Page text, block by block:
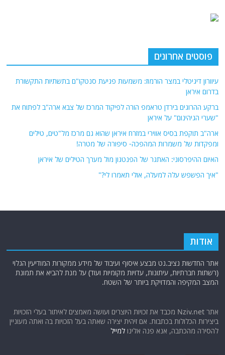
פוסטים אחרונים
עיוורון דיגיטלי במצר הורמוז: משמעות פגיעת סנטקו"ם בתשתיות התקשורת
בדרום איראן
ברקע ההרוגים בירדן טראמפ הורה לפיקוד המרכז של צבא ארה"ב לפתוח את
"שערי הגיהינום" על איראן
ארה"ב תוקפת בסיס אווירי במזרח איראן שהוא גם מרכז מל"טים, טילים
ומפקדות של משמרות המהפכה- סיפורה של מטרה!
האיום ההיפרסוני: האתגר של הפנטגון מול מערך הטילים של איראן
"איך הפשפש עלה למעלה, אולי תאמרו לי?"
אודות
אתר החדשות נציב.נט מבצע איסוף ועיבוד של מידע ממקורות המודיעין הגלוי
(רשתות חברתיות, עיתונות, עדויות מקומיות ועוד) על מנת להביא את תמונת
המצב המקיפה והמדויקת ביותר של השטח.
אתר Nziv.net מכבד את זכויות היוצרים ועושה מאמצים לאיתור בעלי הזכויות
ביצירות הכלולות בכתבות. אם זיהית יצירה שאתה בעל הזכויות בה ואתה מעוניין
להסירה מהכתבה, אנא פנה אלינולמייל